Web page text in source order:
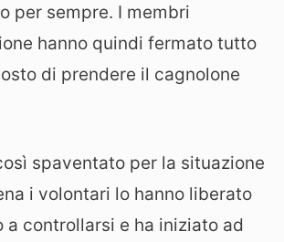
per sempre. I membri
hanno quindi fermato tutto
di prendere il cagnolone
spaventato per la situazione
i volontari lo hanno liberato
a controllarsi e ha iniziato ad